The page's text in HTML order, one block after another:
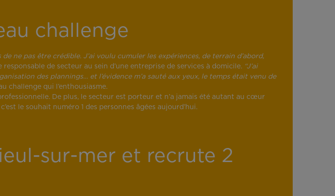
challenge
ne pas être crédible. J’ai voulu cumuler les expériences, de terrain d’abord,
de secteur au sein d’une entreprise de services à domicile. “J’ai
des plannings… et l’évidence m’a sauté aux yeux, le temps était venu de
challenge qui l’enthousiasme.
De plus, le secteur est porteur et n’a jamais été autant au cœur
le souhait numéro 1 des personnes âgées aujourd’hui.
sur-mer et recrute 2